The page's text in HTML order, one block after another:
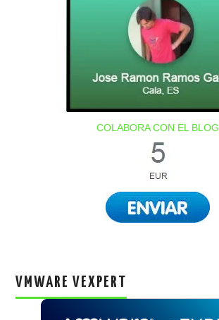
COLABORA CON EL BLOG
VMWARE VEXPERT